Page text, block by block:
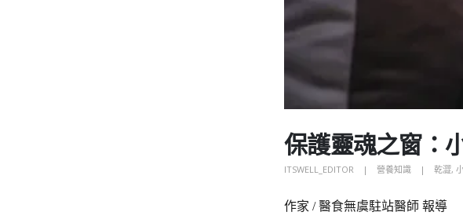
保護靈魂之窗：
ITSWELL_EDITOR 營養知識 乾澀,
作家 / 醫食無虞駐站醫師 報導